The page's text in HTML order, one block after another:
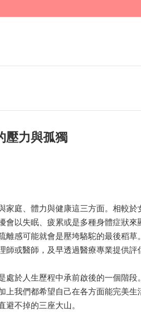
壓力與孤獨
家庭、體力與健康這三方面。相較
會以失眠、疲累或是多種身體症狀
離感可能就會是壓垮駱駝的最後稻
或醫師，及早透過醫療專業提供評
處於人生歷程中承前啟後的一個階
上我們都希望自己在各方面能完美
避不掉的三座大山。